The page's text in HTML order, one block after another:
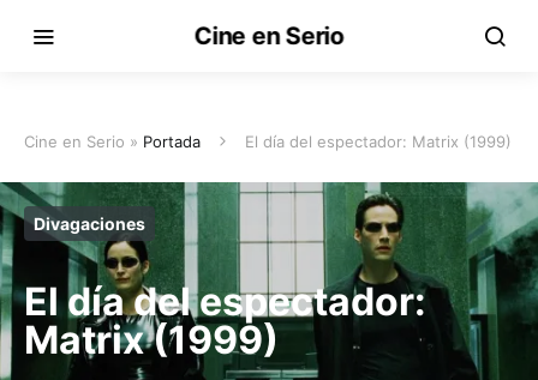
Cine en Serio
Cine en Serio » Portada El día del espectador: Matrix (1999)
Divagaciones
El día del espectador:
Matrix (1999)